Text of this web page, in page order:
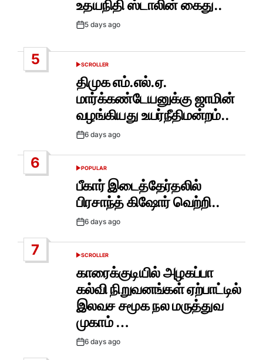
உதயநிதி ஸ்டாலின் கைது..
Post5 days ago
5
POSTED
SCROLLER
திமுக எம்.எல்.ஏ.
மார்க்கண்டேயனுக்கு ஜாமின்
வழங்கியது உயர்நீதிமன்றம்..
Post6 days ago
6
POSTED
IN
POPULAR
பீகார் இடைத்தேர்தலில்
பிரசாந்த் கிஷோர் வெற்றி..
Post6 days ago
7
POSTED
SCROLLER
காரைக்குடியில் அழகப்பா
கல்வி நிறுவனங்கள் ஏற்பாட்டில்
இலவச சமூக நல மருத்துவ
முகாம் …
Post6 days ago